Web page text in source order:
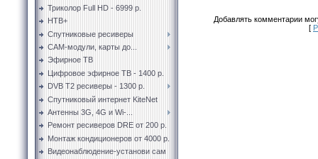
Триколор Full HD - 6999 р.
НТВ+
Спутниковые ресиверы
CAM-модули, карты до...
Эфирное ТВ
Цифровое эфирное ТВ - 1400 р.
DVB T2 ресиверы - 1300 р.
Спутниковый интернет KiteNet
Антенны 3G, 4G и Wi-...
Ремонт ресиверов DRE от 200 р.
Монтаж кондиционеров от 4000 р.
Видеонаблюдение-установи сам
Добавлять комментарии
[